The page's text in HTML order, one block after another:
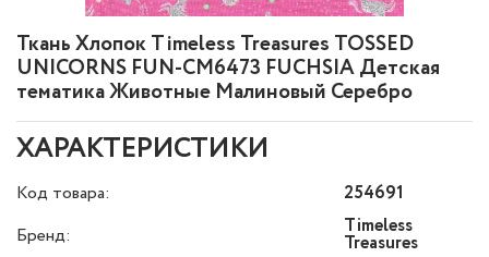
Ткань Хлопок Timeless Treasures TOSSED
UNICORNS FUN-CM6473 FUCHSIA Детская
тематика Животные Малиновый Серебро
ХАРАКТЕРИСТИКИ
Код товара:
254691
Бренд:
Timeless
Treasures